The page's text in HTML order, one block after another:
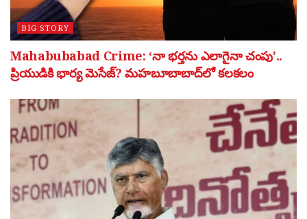
BIG STORY
Mahabubabad Crime: ‘నా భర్తను ఎలాగైనా చంపు’..
ప్రియుడికి భార్య మెసేజ్? మహబూబాబాద్‌లో కలకలం